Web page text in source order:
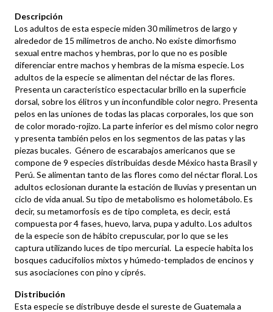
Descripción
Los adultos de esta especie miden 30 milímetros de largo y
alrededor de 15 milímetros de ancho. No existe dimorfismo
sexual entre machos y hembras, por lo que no es posible
diferenciar entre machos y hembras de la misma especie. Los
adultos de la especie se alimentan del néctar de las flores.
Presenta un característico espectacular brillo en la superficie
dorsal, sobre los élitros y un inconfundible color negro. Presenta
pelos en las uniones de todas las placas corporales, los que son
de color morado-rojizo. La parte inferior es del mismo color negro
y presenta también pelos en los segmentos de las patas y las
piezas bucales. Género de escarabajos americanos que se
compone de 9 especies distribuidas desde México hasta Brasil y
Perú. Se alimentan tanto de las flores como del néctar floral. Los
adultos eclosionan durante la estación de lluvias y presentan un
ciclo de vida anual. Su tipo de metabolismo es holometábolo. Es
decir, su metamorfosis es de tipo completa, es decir, está
compuesta por 4 fases, huevo, larva, pupa y adulto. Los adultos
de la especie son de hábito crepuscular, por lo que se les
captura utilizando luces de tipo mercurial. La especie habita los
bosques caducifolios mixtos y húmedo-templados de encinos y
sus asociaciones con pino y ciprés.
Distribución
Esta especie se distribuye desde el sureste de Guatemala a